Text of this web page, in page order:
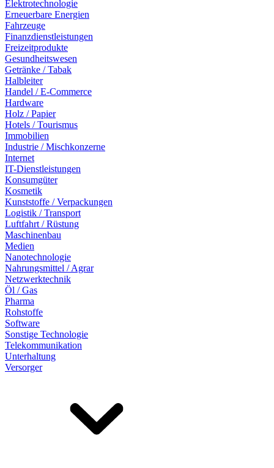
Elektrotechnologie
Erneuerbare Energien
Fahrzeuge
Finanzdienstleistungen
Freizeitprodukte
Gesundheitswesen
Getränke / Tabak
Halbleiter
Handel / E-Commerce
Hardware
Holz / Papier
Hotels / Tourismus
Immobilien
Industrie / Mischkonzerne
Internet
IT-Dienstleistungen
Konsumgüter
Kosmetik
Kunststoffe / Verpackungen
Logistik / Transport
Luftfahrt / Rüstung
Maschinenbau
Medien
Nanotechnologie
Nahrungsmittel / Agrar
Netzwerktechnik
Öl / Gas
Pharma
Rohstoffe
Software
Sonstige Technologie
Telekommunikation
Unterhaltung
Versorger